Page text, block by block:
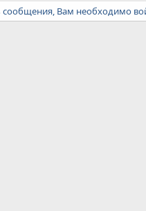
Вам необходимо